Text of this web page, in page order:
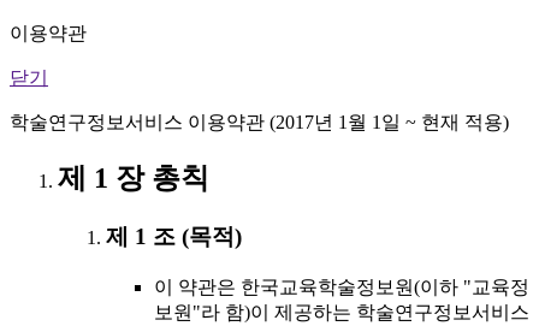
이용약관
닫기
학술연구정보서비스 이용약관 (2017년 1월 1일 ~ 현재 적용)
제 1 장 총칙
제 1 조 (목적)
이 약관은 한국교육학술정보원(이하 "교육정
보원"라 함)이 제공하는 학술연구정보서비스